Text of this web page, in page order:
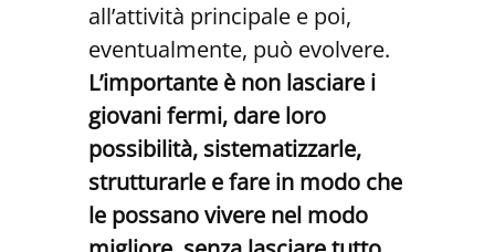
all’attività principale e poi,
eventualmente, può evolvere.
L’importante è non lasciare i
giovani fermi, dare loro
possibilità, sistematizzarle,
strutturarle e fare in modo che
le possano vivere nel modo